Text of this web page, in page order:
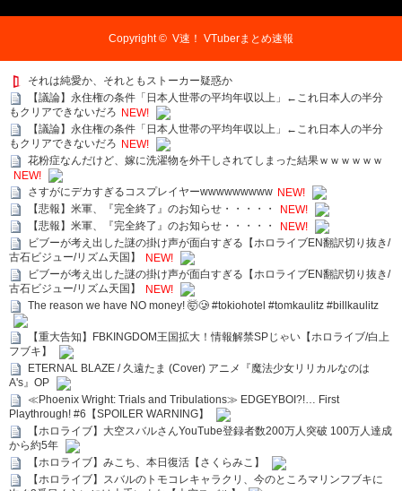
Copyright © V速！ VTuberまとめ速報
それは純愛か、それともストーカー疑惑か
【議論】永住権の条件「日本人世帯の平均年収以上」←これ日本人の半分
もクリアできないだろ NEW!
【議論】永住権の条件「日本人世帯の平均年収以上」←これ日本人の半分
もクリアできないだろ NEW!
花粉症なんだけど、嫁に洗濯物を外干しされてしまった結果ｗｗｗｗｗｗ
NEW!
さすがにデカすぎるコスプレイヤーwwwwwwwww NEW!
【悲報】米軍、『完全終了』のお知らせ・・・・・
NEW!
【悲報】米軍、『完全終了』のお知らせ・・・・・
NEW!
ビブーが考え出した謎の掛け声が面白すぎる【ホロライブEN翻訳切り抜き/
古石ビジュー/リズム天国】
NEW!
ビブーが考え出した謎の掛け声が面白すぎる【ホロライブEN翻訳切り抜き/
古石ビジュー/リズム天国】
NEW!
The reason we have NO money! 🤯🥲 #tokiohotel #tomkaulitz #billkaulitz
【重大告知】FBKINGDOM王国拡大！情報解禁SPじゃい【ホロライブ/白上
フブキ】
ETERNAL BLAZE / 久遠たま (Cover) アニメ『魔法少女リリカルなのは
A's』OP
≪Phoenix Wright: Trials and Tribulations≫ EDGEYBOI?!… First
Playthrough! #6【SPOILER WARNING】
【ホロライブ】大空スバルさんYouTube登録者数200万人突破 100万人達成
から約5年
【ホロライブ】みこち、本日復活【さくらみこ】
【ホロライブ】スバルのトモコレキャラクリ、今のところマリンフブキに